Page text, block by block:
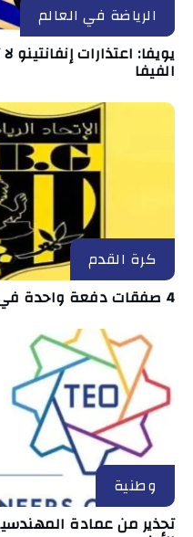
الرياضة في العالم
يويفا: اعتذارات
الفيفا
كرة القدم
4 صفقات دفعة واحدة في اتحاد بن قردان
وطنية
تحذير من عمادة